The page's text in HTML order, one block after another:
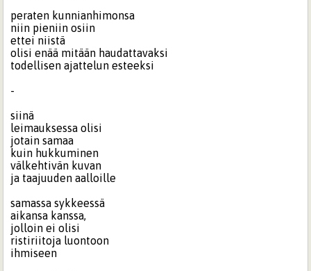
peraten kunnianhimonsa
niin pieniin osiin
ettei niistä
olisi enää mitään haudattavaksi
todellisen ajattelun esteeksi
-
siinä
leimauksessa olisi
jotain samaa
kuin hukkuminen
välkehtivän kuvan
ja taajuuden aalloille
samassa sykkeessä
aikansa kanssa,
jolloin ei olisi
ristiriitoja luontoon
ihmiseen